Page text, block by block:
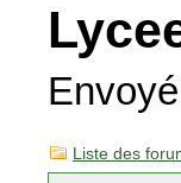
Liste des